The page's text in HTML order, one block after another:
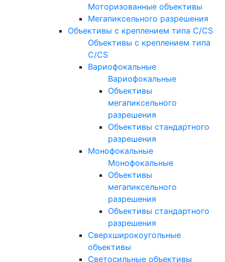
Моторизованные объективы
Мегапиксельного разрешения
Объективы с креплением типа C/CS
Объективы с креплением типа
C/CS
Вариофокальные
Вариофокальные
Объективы
мегапиксельного
разрешения
Объективы стандартного
разрешения
Монофокальные
Монофокальные
Объективы
мегапиксельного
разрешения
Объективы стандартного
разрешения
Сверхширокоугольные
объективы
Светосильные объективы